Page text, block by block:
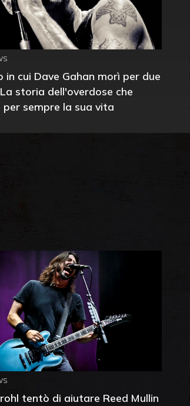
in cui Dave Gahan morì per due
storia dell'overdose che
per sempre la sua vita
tentò di aiutare Reed Mullin